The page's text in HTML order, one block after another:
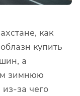
как
купить
а
зимнюю
за чего